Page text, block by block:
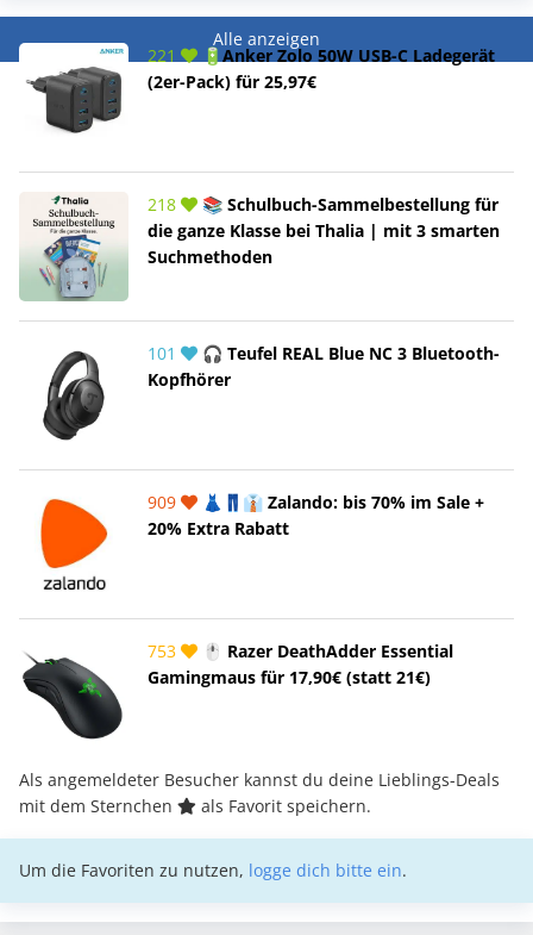
Alle anzeigen
221
🔋Anker Zolo 50W USB-C Ladegerät
(2er-Pack) für 25,97€
218
📚 Schulbuch-Sammelbestellung für
die ganze Klasse bei Thalia | mit 3 smarten
Suchmethoden
101
🎧 Teufel REAL Blue NC 3 Bluetooth-
Kopfhörer
909
👗👖👔 Zalando: bis 70% im Sale +
20% Extra Rabatt
753
🖱️ Razer DeathAdder Essential
Gamingmaus für 17,90€ (statt 21€)
Als angemeldeter Besucher kannst du deine Lieblings-Deals
mit dem Sternchen
als Favorit speichern.
Um die Favoriten zu nutzen, logge dich bitte ein.